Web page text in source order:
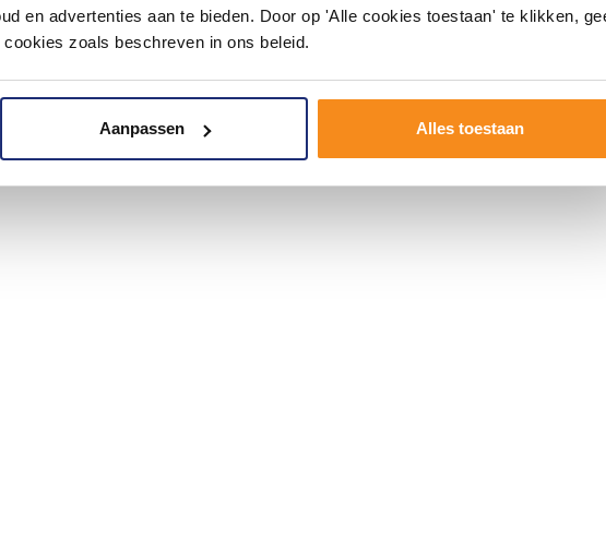
en advertenties aan te bieden. Door op 'Alle cookies toestaan' te klikken,
zoals beschreven in ons beleid.
Aanpassen Alles toestaan